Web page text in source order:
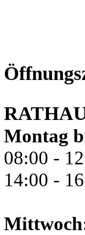
Montag
08:00 -
14:00 -